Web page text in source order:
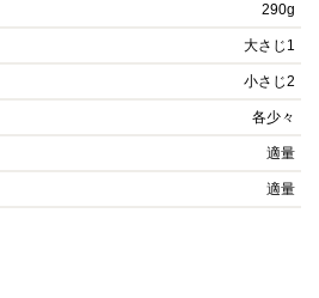
290g
大さじ1
小さじ2
各少々
適量
適量